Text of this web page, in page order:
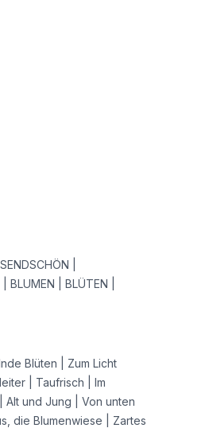
|
BLUMEN | BLÜTEN |
Blüten | Zum Licht
| Taufrisch | Im
und Jung | Von unten
die Blumenwiese | Zartes